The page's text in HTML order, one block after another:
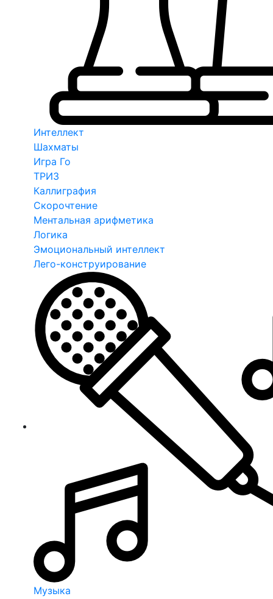
Интеллект
Шахматы
Игра Го
ТРИЗ
Каллиграфия
Скорочтение
Ментальная арифметика
Логика
Эмоциональный интеллект
Лего-конструирование
Музыка